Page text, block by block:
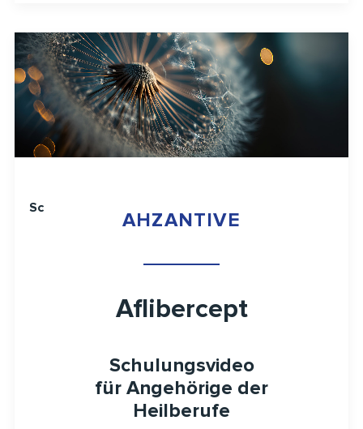
Schulungsvideo
AHZANTIVE
Aflibercept
Schulungsvideo
für Angehörige der
Heilberufe